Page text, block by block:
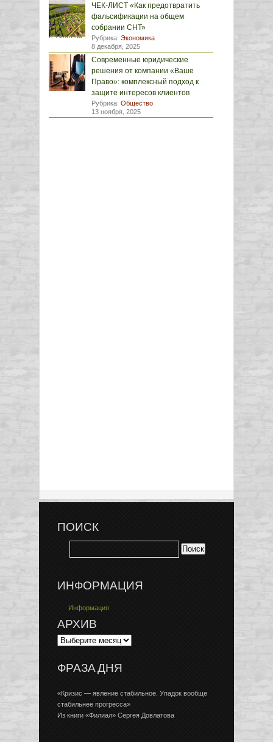
ЧЕК-ЛИСТ «Как предотвратить
фальсификации на общем
собрании СНТ»
Рубрика: Экономика
8 декабря, 2025
Современные юридические
решения от компании «Ваше
Право»: комплексный подход к
защите интересов клиентов
Рубрика: Общество
13 ноября, 2025
ПОИСК
ИНФОРМАЦИЯ
Информация
АРХИВ
ФРАЗА ДНЯ
«Кризис — явление стабильное. Упадок вообще
стабильнее прогресса»
Из книги «Филиал» Сергея Довлатова